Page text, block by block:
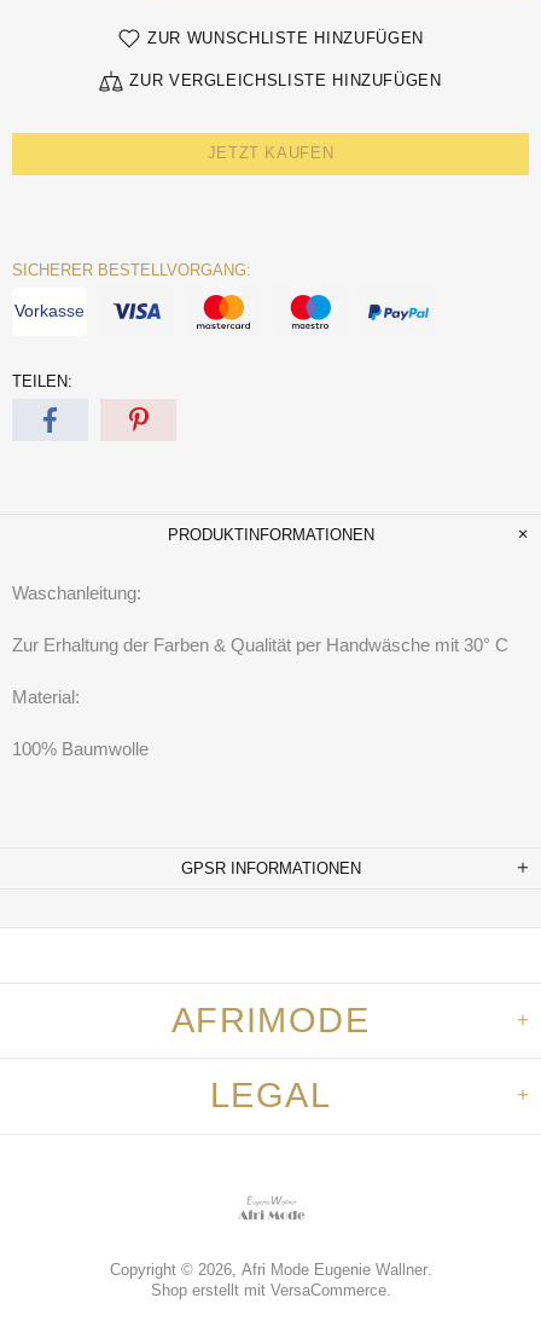
ZUR WUNSCHLISTE HINZUFÜGEN
ZUR VERGLEICHSLISTE HINZUFÜGEN
JETZT KAUFEN
SICHERER BESTELLVORGANG:
Vorkasse
TEILEN:
PRODUKTINFORMATIONEN
Waschanleitung:
Zur Erhaltung der Farben & Qualität per Handwäsche mit 30° C
Material:
100% Baumwolle
GPSR INFORMATIONEN
AFRIMODE
LEGAL
Copyright © 2026, Afri Mode Eugenie Wallner.
Shop erstellt mit VersaCommerce.